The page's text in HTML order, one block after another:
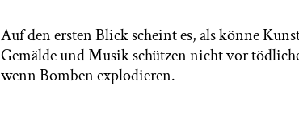
Auf den ersten Blick scheint es, als könne
Gemälde und Musik schützen nicht vor
wenn Bomben explodieren.